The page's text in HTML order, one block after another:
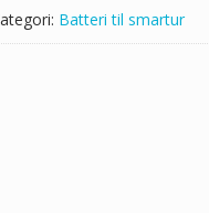
Batteri til smartur